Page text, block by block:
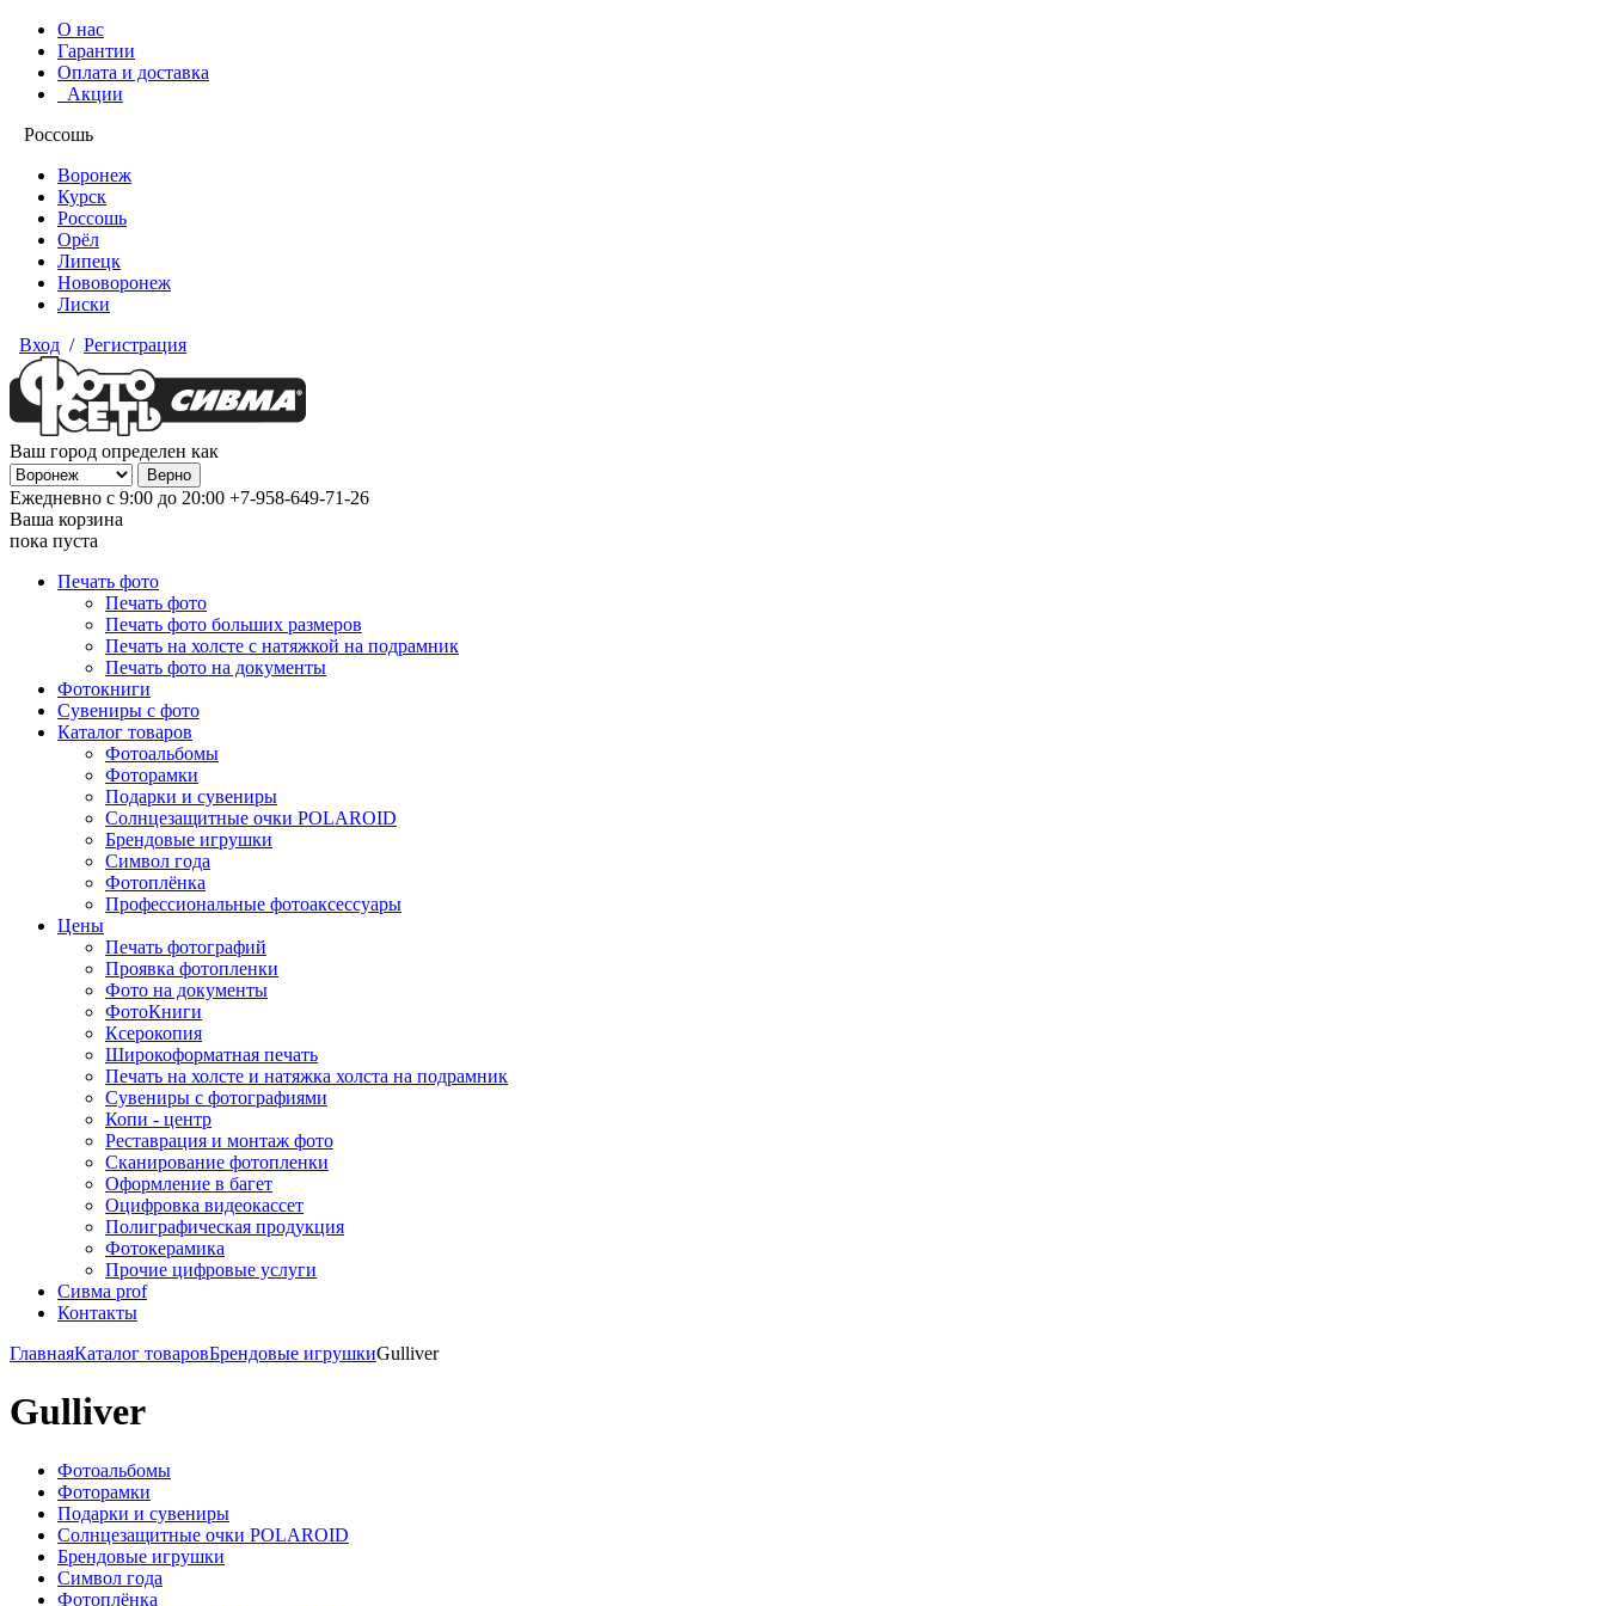
О нас
Гарантии
Оплата и доставка
Акции
Россошь
Воронеж
Курск
Россошь
Орёл
Липецк
Нововоронеж
Лиски
Вход / Регистрация
Ваш город определен как
Ежедневно с 9:00 до 20:00 +7-958-649-71-26
Ваша корзина
пока пуста
Печать фото
Печать фото
Печать фото больших размеров
Печать на холсте с натяжкой на подрамник
Печать фото на документы
Фотокниги
Сувениры с фото
Каталог товаров
Фотоальбомы
Фоторамки
Подарки и сувениры
Солнцезащитные очки POLAROID
Брендовые игрушки
Символ года
Фотоплёнка
Профессиональные фотоаксессуары
Цены
Печать фотографий
Проявка фотопленки
Фото на документы
ФотоКниги
Ксерокопия
Широкоформатная печать
Печать на холсте и натяжка холста на подрамник
Сувениры с фотографиями
Копи - центр
Реставрация и монтаж фото
Сканирование фотопленки
Оформление в багет
Оцифровка видеокассет
Полиграфическая продукция
Фотокерамика
Прочие цифровые услуги
Сивма prof
Контакты
ГлавнаяКаталог товаровБрендовые игрушкиGulliver
Gulliver
Фотоальбомы
Фоторамки
Подарки и сувениры
Солнцезащитные очки POLAROID
Брендовые игрушки
Символ года
Фотоплёнка